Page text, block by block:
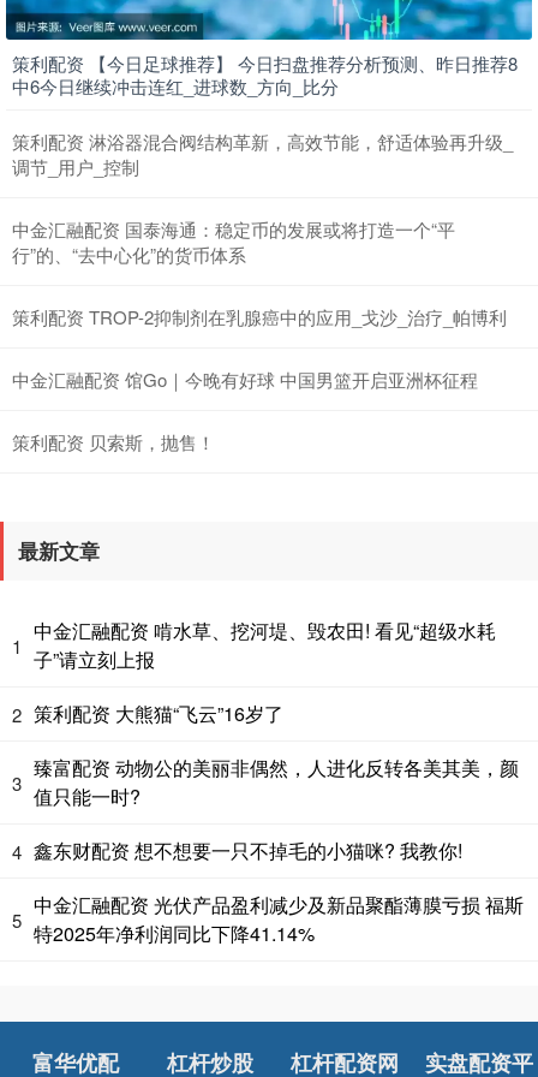
策利配资 【今日足球推荐】 今日扫盘推荐分析预测、昨日推荐8
中6今日继续冲击连红_进球数_方向_比分
策利配资 淋浴器混合阀结构革新，高效节能，舒适体验再升级_
调节_用户_控制
中金汇融配资 国泰海通：稳定币的发展或将打造一个“平
行”的、“去中心化”的货币体系
策利配资 TROP-2抑制剂在乳腺癌中的应用_戈沙_治疗_帕博利
中金汇融配资 馆Go｜今晚有好球 中国男篮开启亚洲杯征程
策利配资 贝索斯，抛售！
最新文章
1
中金汇融配资 啃水草、挖河堤、毁农田! 看见“超级水耗
子”请立刻上报
2 策利配资 大熊猫“飞云”16岁了
3
臻富配资 动物公的美丽非偶然，人进化反转各美其美，颜
值只能一时?
4 鑫东财配资 想不想要一只不掉毛的小猫咪? 我教你!
5
中金汇融配资 光伏产品盈利减少及新品聚酯薄膜亏损 福斯
特2025年净利润同比下降41.14%
富华优配 杠杆炒股 杠杆配资网 实盘配资平